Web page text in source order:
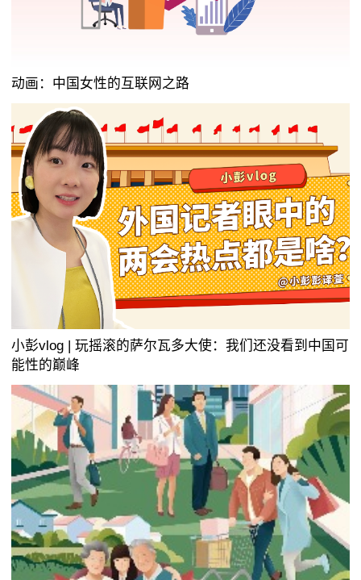
动画：中国女性的互联网之路
小彭vlog | 玩摇滚的萨尔瓦多大使：我们还没看到中国可
能性的巅峰